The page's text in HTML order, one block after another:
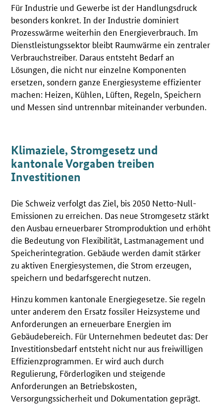
Für Industrie und Gewerbe ist der Handlungsdruck
besonders konkret. In der Industrie dominiert
Prozesswärme weiterhin den Energieverbrauch. Im
Dienstleistungssektor bleibt Raumwärme ein zentraler
Verbrauchstreiber. Daraus entsteht Bedarf an
Lösungen, die nicht nur einzelne Komponenten
ersetzen, sondern ganze Energiesysteme effizienter
machen: Heizen, Kühlen, Lüften, Regeln, Speichern
und Messen sind untrennbar miteinander verbunden.
Klimaziele, Stromgesetz und
kantonale Vorgaben treiben
Investitionen
Die Schweiz verfolgt das Ziel, bis 2050 Netto-Null-
Emissionen zu erreichen. Das neue Stromgesetz stärkt
den Ausbau erneuerbarer Stromproduktion und erhöht
die Bedeutung von Flexibilität, Lastmanagement und
Speicherintegration. Gebäude werden damit stärker
zu aktiven Energiesystemen, die Strom erzeugen,
speichern und bedarfsgerecht nutzen.
Hinzu kommen kantonale Energiegesetze. Sie regeln
unter anderem den Ersatz fossiler Heizsysteme und
Anforderungen an erneuerbare Energien im
Gebäudebereich. Für Unternehmen bedeutet das: Der
Investitionsbedarf entsteht nicht nur aus freiwilligen
Effizienzprogrammen. Er wird auch durch
Regulierung, Förderlogiken und steigende
Anforderungen an Betriebskosten,
Versorgungssicherheit und Dokumentation geprägt.